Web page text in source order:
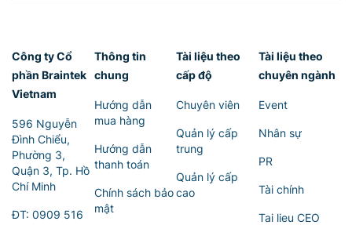
Công ty Cổ
phần Braintek
Vietnam
596 Nguyễn
Đình Chiểu,
Phường 3,
Quận 3, Tp. Hồ
Chí Minh
ĐT: 0909 516
Thông tin
chung
Hướng dẫn
mua hàng
Hướng dẫn
thanh toán
Chính sách bảo
mật
Tài liệu theo
cấp độ
Chuyên viên
Quản lý cấp
trung
Quản lý cấp
cao
Tài liệu theo
chuyên ngành
Event
Nhân sự
PR
Tài chính
Tai lieu CEO